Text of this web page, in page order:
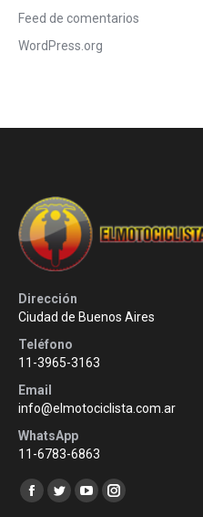
Feed de comentarios
WordPress.org
Dirección
Ciudad de Buenos Aires
Teléfono
11-3965-3163
Email
info@elmotociclista.com.ar
WhatsApp
11-6783-6863
Encuéntranos en:
Facebook
TwitterYouTubeInstagram